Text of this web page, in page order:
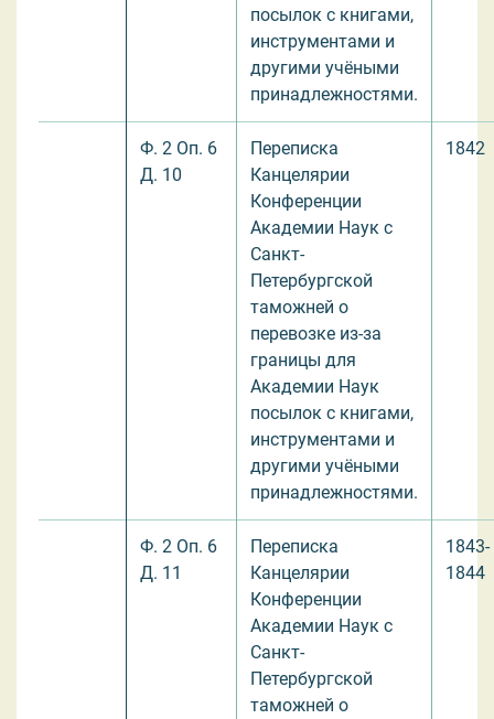
посылок с книгами,
инструментами и
другими учёными
принадлежностями.
Ф. 2 Оп. 6
Д. 10
Переписка
Канцелярии
Конференции
Академии Наук с
Санкт-
Петербургской
таможней о
перевозке из-за
границы для
Академии Наук
посылок с книгами,
инструментами и
другими учёными
принадлежностями.
1842
Ф. 2 Оп. 6
Д. 11
Переписка
Канцелярии
Конференции
Академии Наук с
Санкт-
Петербургской
таможней о
1843-
1844